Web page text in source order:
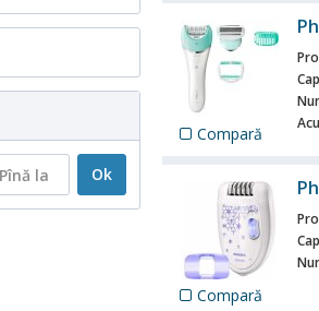
Ok
Compară
Compară